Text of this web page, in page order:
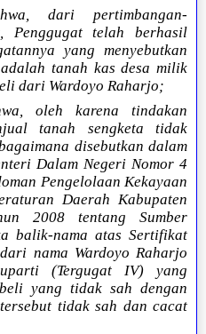
dari pertimbangan-
Penggugat telah berhasil
yang menyebutkan
tanah kas desa milik
dari Wardoyo Raharjo;
oleh karena tindakan
tanah sengketa tidak
disebutkan dalam
Dalam Negeri Nomor 4
Pengelolaan Kekayaan
Daerah Kabupaten
2008 tentang Sumber
balik-nama atas Sertifikat
nama Wardoyo Raharjo
(Tergugat IV) yang
yang tidak sah dengan
tidak sah dan cacat